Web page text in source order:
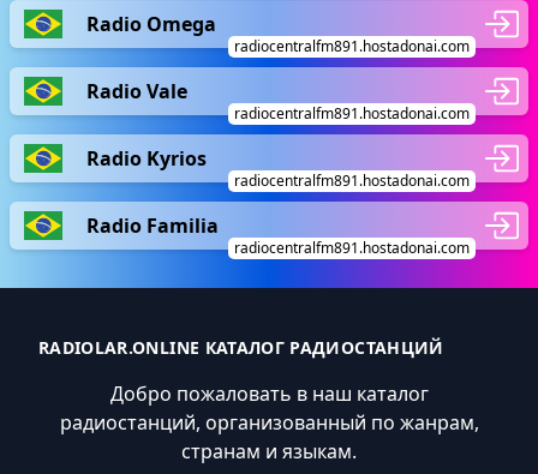
Radio Omega
radiocentralfm891.hostadonai.com
Radio Vale
radiocentralfm891.hostadonai.com
Radio Kyrios
radiocentralfm891.hostadonai.com
Radio Familia
radiocentralfm891.hostadonai.com
RADIOLAR.ONLINE КАТАЛОГ РАДИОСТАНЦИЙ
Добро пожаловать в наш каталог
радиостанций, организованный по жанрам,
странам и языкам.